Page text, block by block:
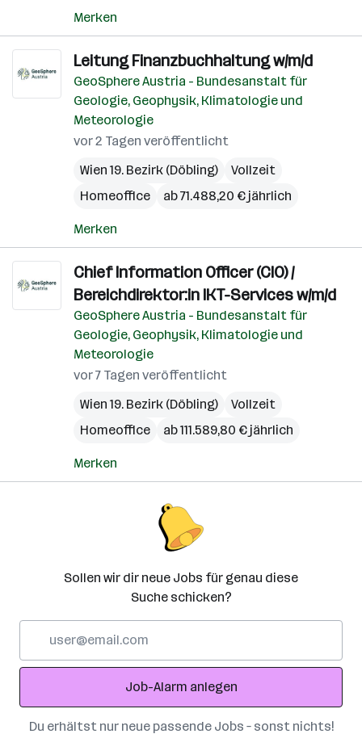
Merken
Leitung Finanzbuchhaltung w/m/d
GeoSphere Austria - Bundesanstalt für
Geologie, Geophysik, Klimatologie und
Meteorologie
vor 2 Tagen veröffentlicht
Wien 19. Bezirk (Döbling)
Vollzeit
Homeoffice
ab 71.488,20 € jährlich
Merken
Chief Information Officer (CIO) /
Bereichdirektor:in IKT-Services w/m/d
GeoSphere Austria - Bundesanstalt für
Geologie, Geophysik, Klimatologie und
Meteorologie
vor 7 Tagen veröffentlicht
Wien 19. Bezirk (Döbling)
Vollzeit
Homeoffice
ab 111.589,80 € jährlich
Merken
Sollen wir dir neue Jobs für genau diese
Suche schicken?
Adresse
Job-Alarm anlegen
Du erhältst nur neue passende Jobs – sonst nichts!